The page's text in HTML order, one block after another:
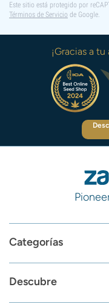
Este sitio está protegido por
Términos de Servicio de Google.
¡Gracias a
Categorías
Descubre